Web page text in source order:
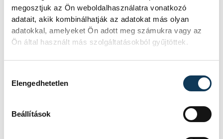
megosztjuk az Ön weboldalhasználatra vonatkozó
adatait, akik kombinálhatják az adatokat más olyan
adatokkal, amelyeket Ön adott meg számukra vagy az
Ön által használt más szolgáltatásokból gyűjtöttek.
Elengedhetetlen
Beállítások
közélet
Veszprém Vármegyei Kereskedelmi és
Iparkamara
életmentés